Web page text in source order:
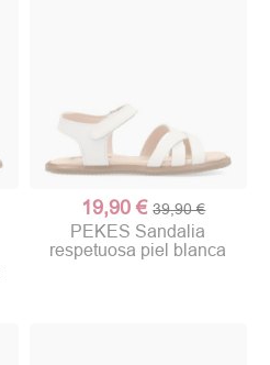
19,90 € 39,90 €
PEKES Sandalia
respetuosa piel blanca